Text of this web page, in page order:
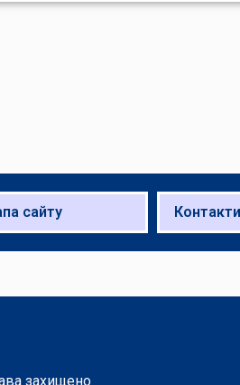
сайту
захищено